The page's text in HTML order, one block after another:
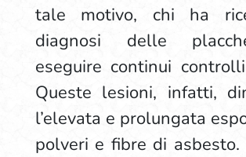
tale motivo, chi ha
diagnosi delle
eseguire continui
Queste lesioni, infatti,
l’elevata e prolungata
polveri e fibre di asbesto.